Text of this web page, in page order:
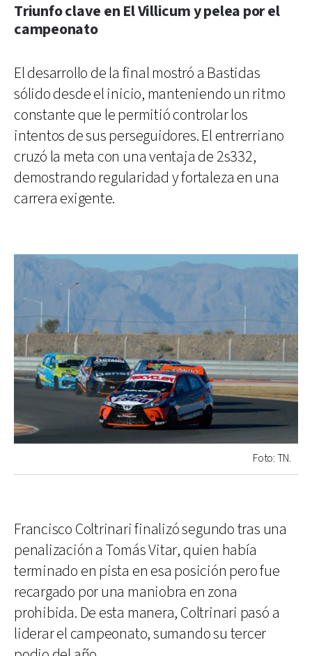
Triunfo clave en El Villicum y pelea por el
campeonato
El desarrollo de la final mostró a Bastidas
sólido desde el inicio, manteniendo un ritmo
constante que le permitió controlar los
intentos de sus perseguidores. El entrerriano
cruzó la meta con una ventaja de 2s332,
demostrando regularidad y fortaleza en una
carrera exigente.
Foto: TN.
Francisco Coltrinari finalizó segundo tras una
penalización a Tomás Vitar, quien había
terminado en pista en esa posición pero fue
recargado por una maniobra en zona
prohibida. De esta manera, Coltrinari pasó a
liderar el campeonato, sumando su tercer